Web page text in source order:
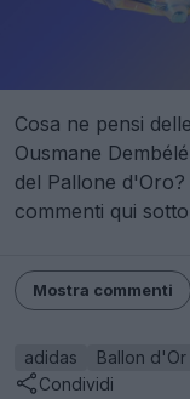
Cosa ne pensi
Ousmane
del Pallone
commenti qui
Mostra commenti
adidas Ballon d'Or
Condividi